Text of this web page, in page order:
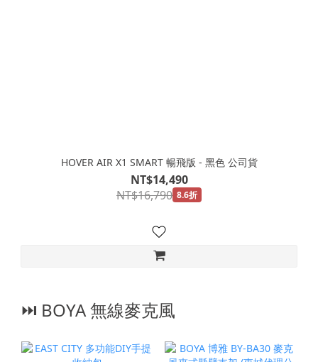
HOVER AIR X1 SMART 暢飛版 - 黑色 公司貨
NT$14,490
NT$16,790 8.6折
⏭︎ BOYA 無線麥克風